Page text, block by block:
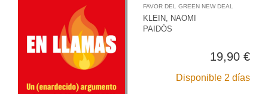
FAVOR DEL GREEN NEW DEAL
KLEIN, NAOMI
PAIDÓS
19,90 €
Disponible 2 días